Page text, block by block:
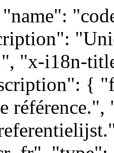
"x-i18n-
{